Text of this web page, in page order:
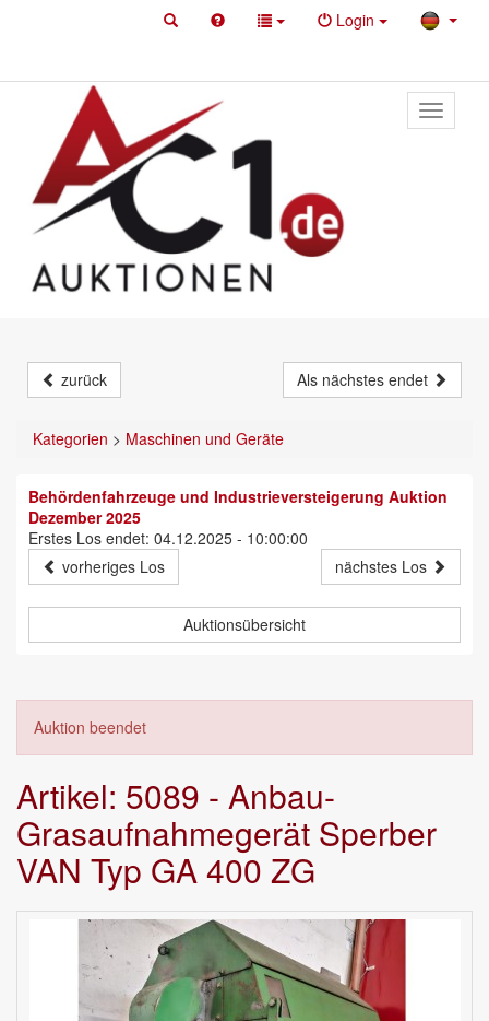
Login
Toggle
primary
zurück Als nächstes endet
Kategorien > Maschinen und Geräte
Behördenfahrzeuge und Industrieversteigerung Auktion
Dezember 2025
Erstes Los endet: 04.12.2025 - 10:00:00
vorheriges Los
nächstes Los
Auktionsübersicht
Auktion beendet
Artikel: 5089 - Anbau-
Grasaufnahmegerät Sperber
VAN Typ GA 400 ZG